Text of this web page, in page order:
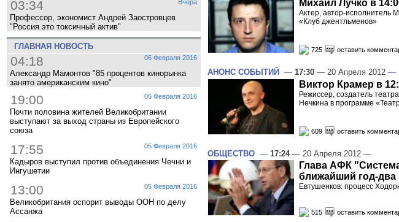
Вчера
03:34
Профессор, экономист Андрей Заостровцев
"Россия это токсичный актив"
ГЛАВНАЯ НОВОСТЬ
06 Февраля 2016
04:18
Александр Мамонтов "85 процентов кинорынка
занято американским кино"
05 Февраля 2016
19:00
Почти половина жителей Великобритании
выступают за выход страны из Европейского
союза
05 Февраля 2016
17:55
Кадыров выступил против объединения Чечни и
Ингушетии
05 Февраля 2016
13:00
Великобритания оспорит выводы ООН по делу
Ассанжа
Михаил Лучко в
Актер, автор-исполнитель
«Клуб джентльменов»
725 оставить
АНОНС СОБЫТИЙ — 17:30 — 20 Апреля 2012 —
Виктор Крамер в
Режиссер, создатель
Нечкина в программе
609 оставить
ОБЩЕСТВО — 17:24— 20 Апреля 2012 —
Глава АФК
ближайший год-два
Евтушенков: процесс
515 оставить